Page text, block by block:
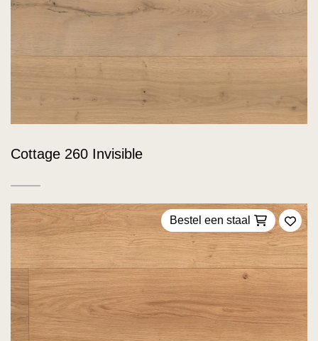
Cottage 260 Invisible
Bestel een staal